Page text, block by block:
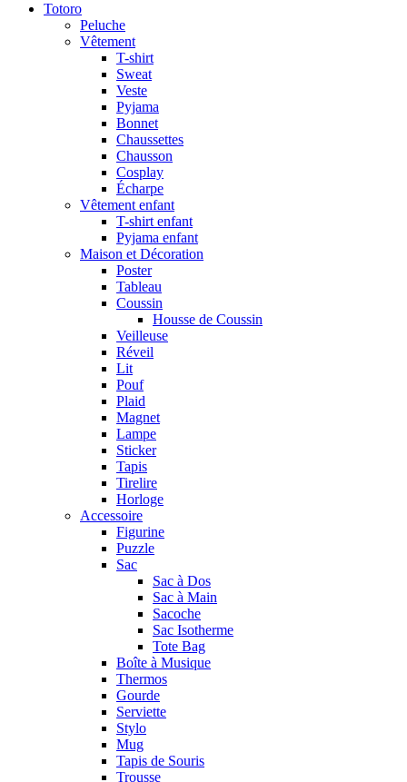
Totoro
Peluche
Vêtement
T-shirt
Sweat
Veste
Pyjama
Bonnet
Chaussettes
Chausson
Cosplay
Écharpe
Vêtement enfant
T-shirt enfant
Pyjama enfant
Maison et Décoration
Poster
Tableau
Coussin
Housse de Coussin
Veilleuse
Réveil
Lit
Pouf
Plaid
Magnet
Lampe
Sticker
Tapis
Tirelire
Horloge
Accessoire
Figurine
Puzzle
Sac
Sac à Dos
Sac à Main
Sacoche
Sac Isotherme
Tote Bag
Boîte à Musique
Thermos
Gourde
Serviette
Stylo
Mug
Tapis de Souris
Trousse